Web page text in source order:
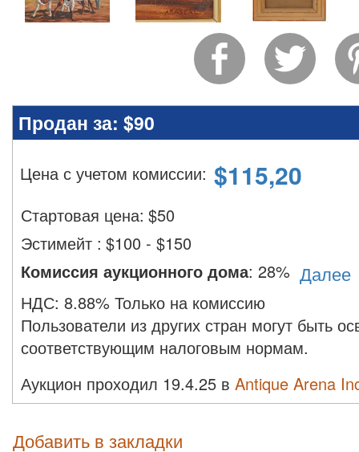
Продан за: $90
Цена с учетом комиссии: $115,20
Стартовая цена: $50
Эстимейт : $100 - $150
Комиссия аукционного дома: 28% Далее
НДС: 8.88% Только на комиссию
Пользователи из других стран могут быть
соответствующим налоговым нормам.
Аукцион проходил 19.4.25 в Antique Arena
Добавить в закладки